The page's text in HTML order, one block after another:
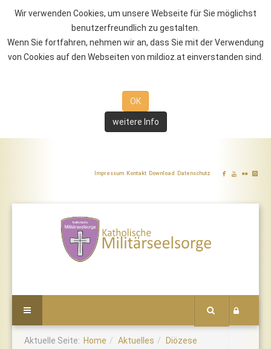
Wir verwenden Cookies, um unsere Webseite für Sie möglichst
benutzerfreundlich zu gestalten.
Wenn Sie fortfahren, nehmen wir an, dass Sie mit der Verwendung
von Cookies auf den Webseiten von mildioz.at einverstanden sind.
OK
weitere Info
Impressum Kontakt Download Datenschutz
Aktuelle Seite: Home Aktuelles
Diözese